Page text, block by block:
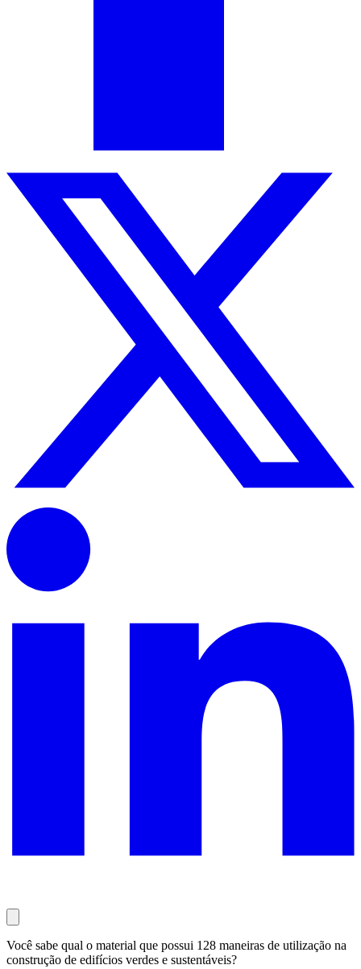
Você sabe qual o material que possui 128 maneiras de utilização na
construção de edifícios verdes e sustentáveis?